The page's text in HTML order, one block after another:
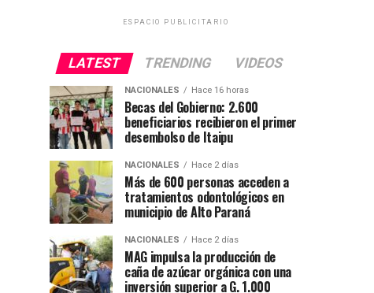
ESPACIO PUBLICITARIO
LATEST TRENDING VIDEOS
NACIONALES Hace 16 horas
Becas del Gobierno: 2.600
beneficiarios recibieron el primer
desembolso de Itaipu
NACIONALES Hace 2 días
Más de 600 personas acceden a
tratamientos odontológicos en
municipio de Alto Paraná
NACIONALES Hace 2 días
MAG impulsa la producción de
caña de azúcar orgánica con una
inversión superior a G. 1.000